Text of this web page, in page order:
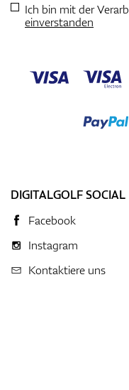
Ich bin mit der
einverstanden
DIGITALGOLF SOCIAL
Facebook
Instagram
Kontaktiere uns